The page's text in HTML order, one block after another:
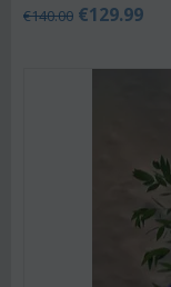
€140.00 €129.99